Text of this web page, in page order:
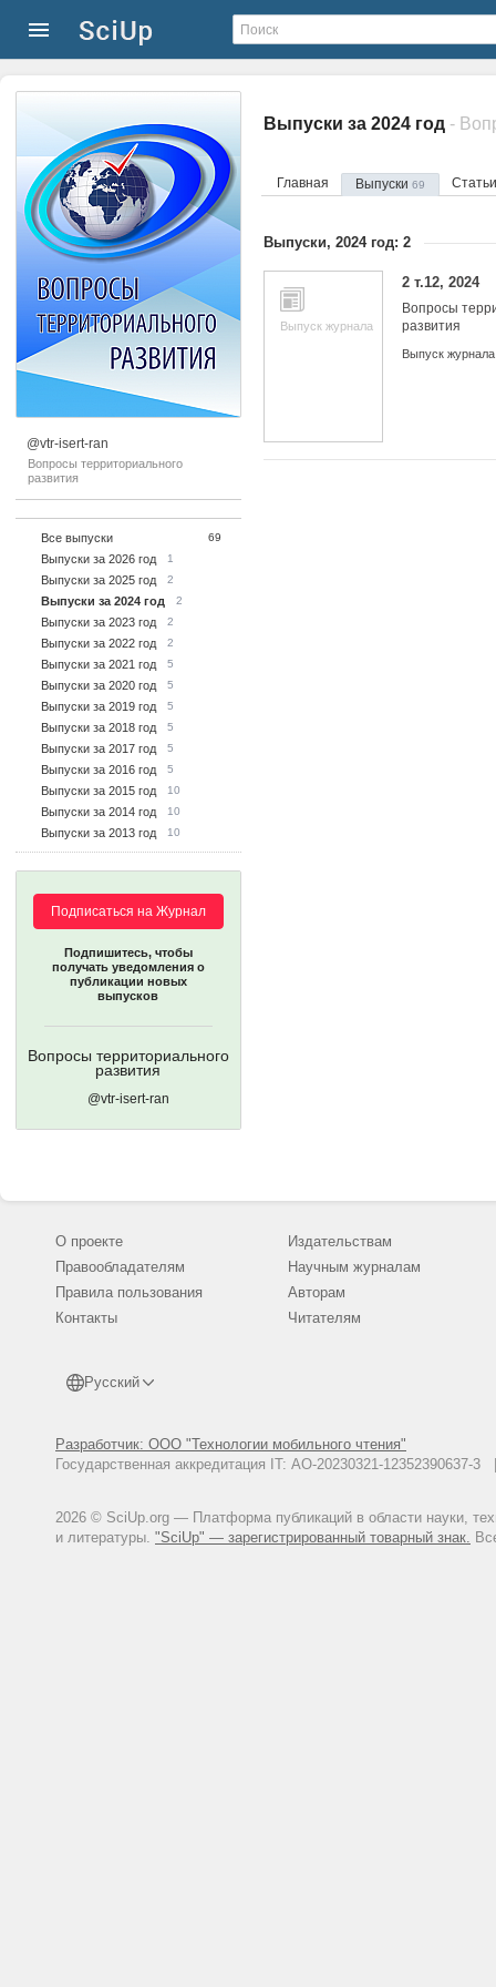
@vtr-isert-ran
Вопросы территориального
развития
Все выпуски 69
Выпуски за 2026 год 1
Выпуски за 2025 год 2
Выпуски за 2024 год 2
Выпуски за 2023 год 2
Выпуски за 2022 год 2
Выпуски за 2021 год 5
Выпуски за 2020 год 5
Выпуски за 2019 год 5
Выпуски за 2018 год 5
Выпуски за 2017 год 5
Выпуски за 2016 год 5
Выпуски за 2015 год 10
Выпуски за 2014 год 10
Выпуски за 2013 год 10
Подписаться на Журнал
Подпишитесь, чтобы
получать уведомления о
публикации новых
выпусков
Вопросы территориального
развития
@vtr-isert-ran
Выпуски за 2024 год -
Главная Выпуски 69
Выпуски, 2024 год: 2
Выпуск журнала
2 т.12, 2024
Вопросы
развития
Выпуск журнала
О проекте
Правообладателям
Правила пользования
Контакты
Русский
Разработчик: ООО "Технологии мобильного чтения"
Государственная аккредитация IT: АО-20230321-
2026 © SciUp.org — Платформа публикаций в области науки,
и литературы. "SciUp" — зарегистрированный товарный знак.
Издательствам
Научным журналам
Авторам
Читателям